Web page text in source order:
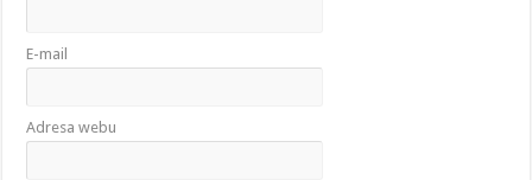
E-mail
Adresa webu